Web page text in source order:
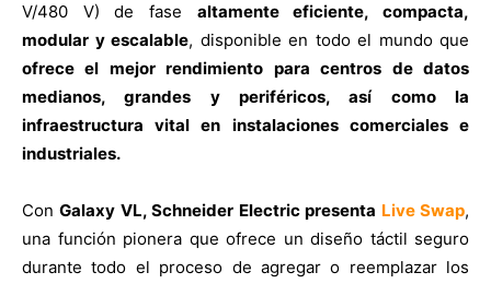
V/480 V) de fase altamente eficiente, compacta,
modular y escalable, disponible en todo el mundo que
ofrece el mejor rendimiento para centros de datos
medianos, grandes y periféricos, así como la
infraestructura vital en instalaciones comerciales e
industriales.
ConGalaxy VL, Schneider Electric presenta Live Swap,
una función pionera que ofrece un diseño táctil seguro
durante todo el proceso de agregar o reemplazar los